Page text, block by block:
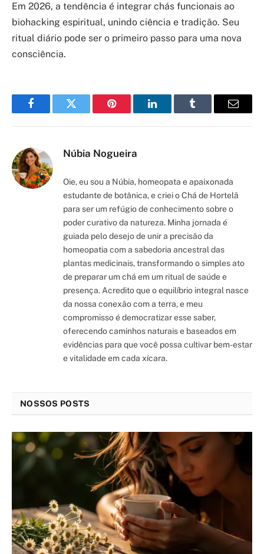
Em 2026, a tendência é integrar chás funcionais ao
biohacking espiritual, unindo ciência e tradição. Seu
ritual diário pode ser o primeiro passo para uma nova
consciência.
FacebookTwitter Pinterest LinkedInTumblr Email
Núbia Nogueira
Oie, eu sou a Núbia, homeopata e apaixonada
estudante de botânica, e criei o Chá de Hortelã
para ser um refúgio de conhecimento sobre o
poder curativo da natureza. Minha jornada é
guiada pelo desejo de unir a precisão da
homeopatia com a sabedoria ancestral das
plantas medicinais, transformando o simples ato
de preparar um chá em um ritual de saúde e
presença. Acredito que o equilíbrio integral nasce
da nossa conexão com a terra, e meu
compromisso é democratizar esse saber,
oferecendo caminhos naturais e baseados em
evidências para que você possa cultivar bem-estar
e vitalidade em cada xícara.
NOSSOS POSTS